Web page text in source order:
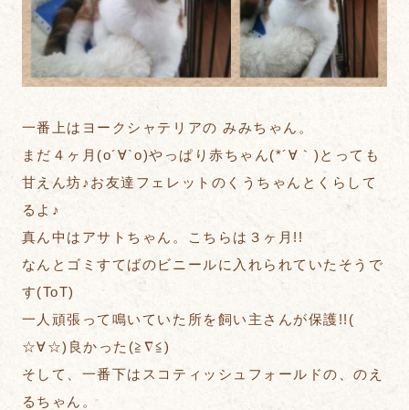
一番上はヨークシャテリアの みみちゃん。
まだ４ヶ月(о´∀`о)やっぱり赤ちゃん(*´∀｀)とっても
甘えん坊♪お友達フェレットのくうちゃんとくらして
るよ♪
真ん中はアサトちゃん。こちらは３ヶ月!!
なんとゴミすてばのビニールに入れられていたそうで
す(ToT)
一人頑張って鳴いていた所を飼い主さんが保護!!(
☆∀☆)良かった(≧∇≦)
そして、一番下はスコティッシュフォールドの、のえ
るちゃん。